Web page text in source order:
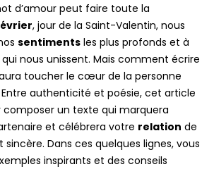
d’amour peut faire toute la
, jour de la Saint-Valentin, nous
sentiments les plus profonds et à
nous unissent. Mais comment écrire
toucher le cœur de la personne
authenticité et poésie, cet article
composer un texte qui marquera
et célébrera votre relation de
Dans ces quelques lignes, vous
inspirants et des conseils